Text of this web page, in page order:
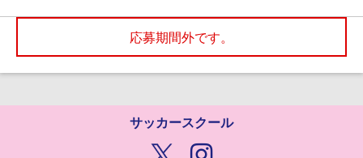
応募期間外です。
サッカースクール